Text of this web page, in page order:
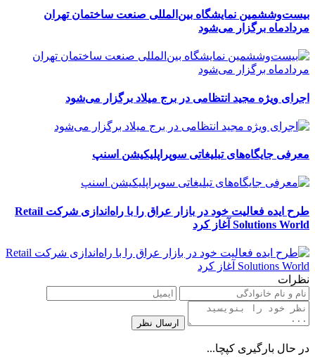
بیست‌وششمین نمایشگاه بین‌المللی صنعت ساختمان تهران
مردادماه برگزار می‌شود
اجرای ویژه مجید انتظامی در برج میلاد برگزار می‌شود
معرفی جایگاه‌های تبلیغاتی سوپراپلیکیشن اسنپ
طرح ایده فعالیت خود در بازار عراق را با راه‌اندازی شرکت Retail
Solutions World آغاز کرد
نظرات
در حال بارگیری کپچا...